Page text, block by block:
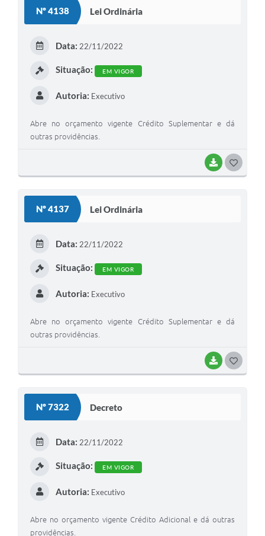
Nº 4138 Lei Ordinária
BAIXAR
Data: 22/11/2022
Situação: EM VIGOR
Autoria: Executivo
Abre no orçamento vigente Crédito Suplementar e dá
outras providências.
Nº 4137 Lei Ordinária
BAIXAR
Data: 22/11/2022
Situação: EM VIGOR
Autoria: Executivo
Abre no orçamento vigente Crédito Suplementar e dá
outras providências.
Nº 7322 Decreto
Data: 22/11/2022
Situação: EM VIGOR
Autoria: Executivo
Abre no orçamento vigente Crédito Adicional e dá outras
providências.